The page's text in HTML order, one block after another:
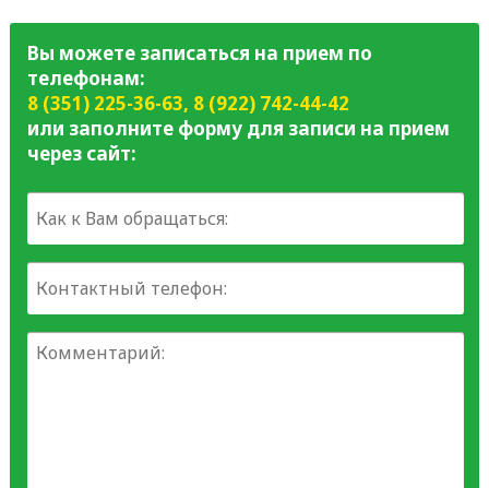
Вы можете записаться на прием по
телефонам:
8 (351) 225-36-63, 8 (922) 742-44-42
или заполните форму для записи на прием
через сайт: